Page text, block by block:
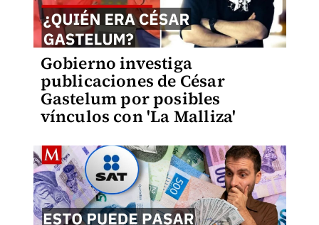
Gobierno investiga
publicaciones de César
Gastelum por posibles
vínculos con 'La Malliza'